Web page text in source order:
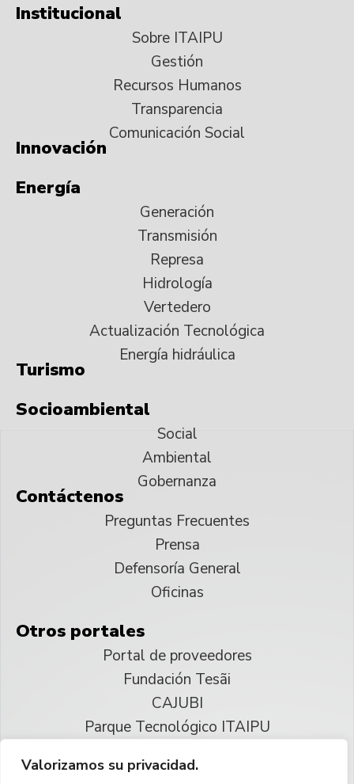
Valorizamos su privacidad.
Institucional
Sobre ITAIPU
Gestión
Recursos Humanos
Transparencia
Comunicación Social
Innovación
Energía
Generación
Transmisión
Represa
Hidrología
Vertedero
Actualización Tecnológica
Energía hidráulica
Turismo
Socioambiental
Social
Ambiental
Gobernanza
Contáctenos
Preguntas Frecuentes
Prensa
Defensoría General
Oficinas
Otros portales
Portal de proveedores
Fundación Tesãi
CAJUBI
Parque Tecnológico ITAIPU